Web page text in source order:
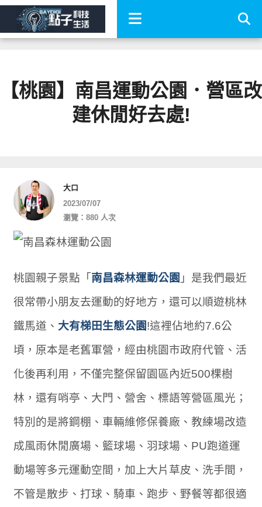
【桃園】南昌運動公園．營區改
建休閒好去處!
大口
2023/07/07
瀏覽：880 人次
桃園親子景點「 南昌森林運動公園 」是我們最近
很常帶小朋友去運動的好地方，還可以順遊桃林
鐵馬道、 大有梯田生態公園!這裡佔地約7.6公
頃，原本是老舊軍營，經由桃園市政府代管、活
化後再利用，不僅完整保留園區內近500棵樹
林，還有哨亭、大門、營舍、標語等營區風光；
特別的是將鋼棚、車輛維修保養廠、教練場改造
成風雨休閒廣場、籃球場、羽球場、PU跑道運
動場等多元運動空間，加上大片草皮、洗手間，
不管是散步、打球、騎車、跑步、野餐等都很適